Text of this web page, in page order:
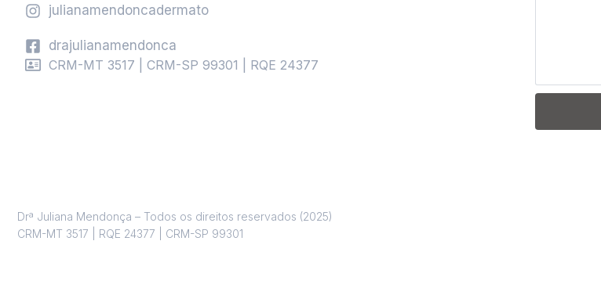
julianamendoncadermato
drajulianamendonca
CRM-MT 3517 | CRM-SP 99301 | RQE 24377
Drª Juliana Mendonça – Todos os direitos reservados (2025)
CRM-MT 3517 | RQE 24377 | CRM-SP 99301